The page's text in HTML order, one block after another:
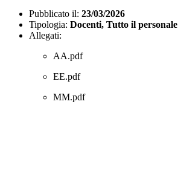
Pubblicato il: 23/03/2026
Tipologia: Docenti, Tutto il personale
Allegati:
AA.pdf
EE.pdf
MM.pdf